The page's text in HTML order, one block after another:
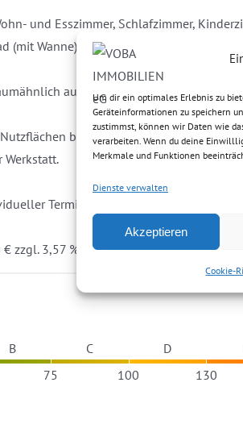
Um dir ein optimales Erlebnis zu
Geräteinformationen zu speichern
zustimmst, können wir Daten wie
verarbeiten. Wenn du deine
Merkmale und Funktionen
Dienste verwalten
Akzeptieren
Cookie-
und Esszimmer, Schlafzimmer,
(mit Wanne)
ausgebaut und verfügt über ein
befinden sich im
Werkstatt.
Terminabsprache.
zzgl. 3,57 % Käuferprovision (inkl. 19 %
B
75
C
100
D
130